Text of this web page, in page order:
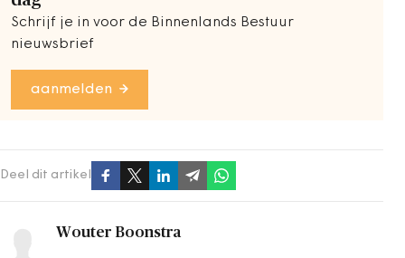
Schrijf je in voor de Binnenlands Bestuur
nieuwsbrief
aanmelden
Deel dit artikel
Wouter Boonstra